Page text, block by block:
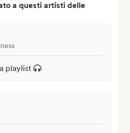
a questi artisti delle
playlist